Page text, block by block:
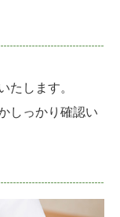
たします。
しっかり確認い